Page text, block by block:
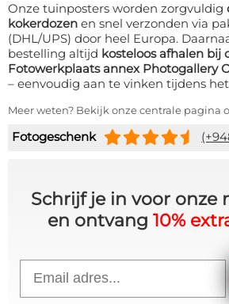
Onze tuinposters worden zorgvuldig
kokerdozen en snel verzonden via
(DHL/UPS) door heel Europa.
bestelling altijd kosteloos afhalen bij
Fotowerkplaats annex Photogallery
– eenvoudig aan te vinken tijdens
Meer weten? Bekijk onze centrale pagina
Fotogeschenk
Schrijf je in voor onze
en ontvang 10%